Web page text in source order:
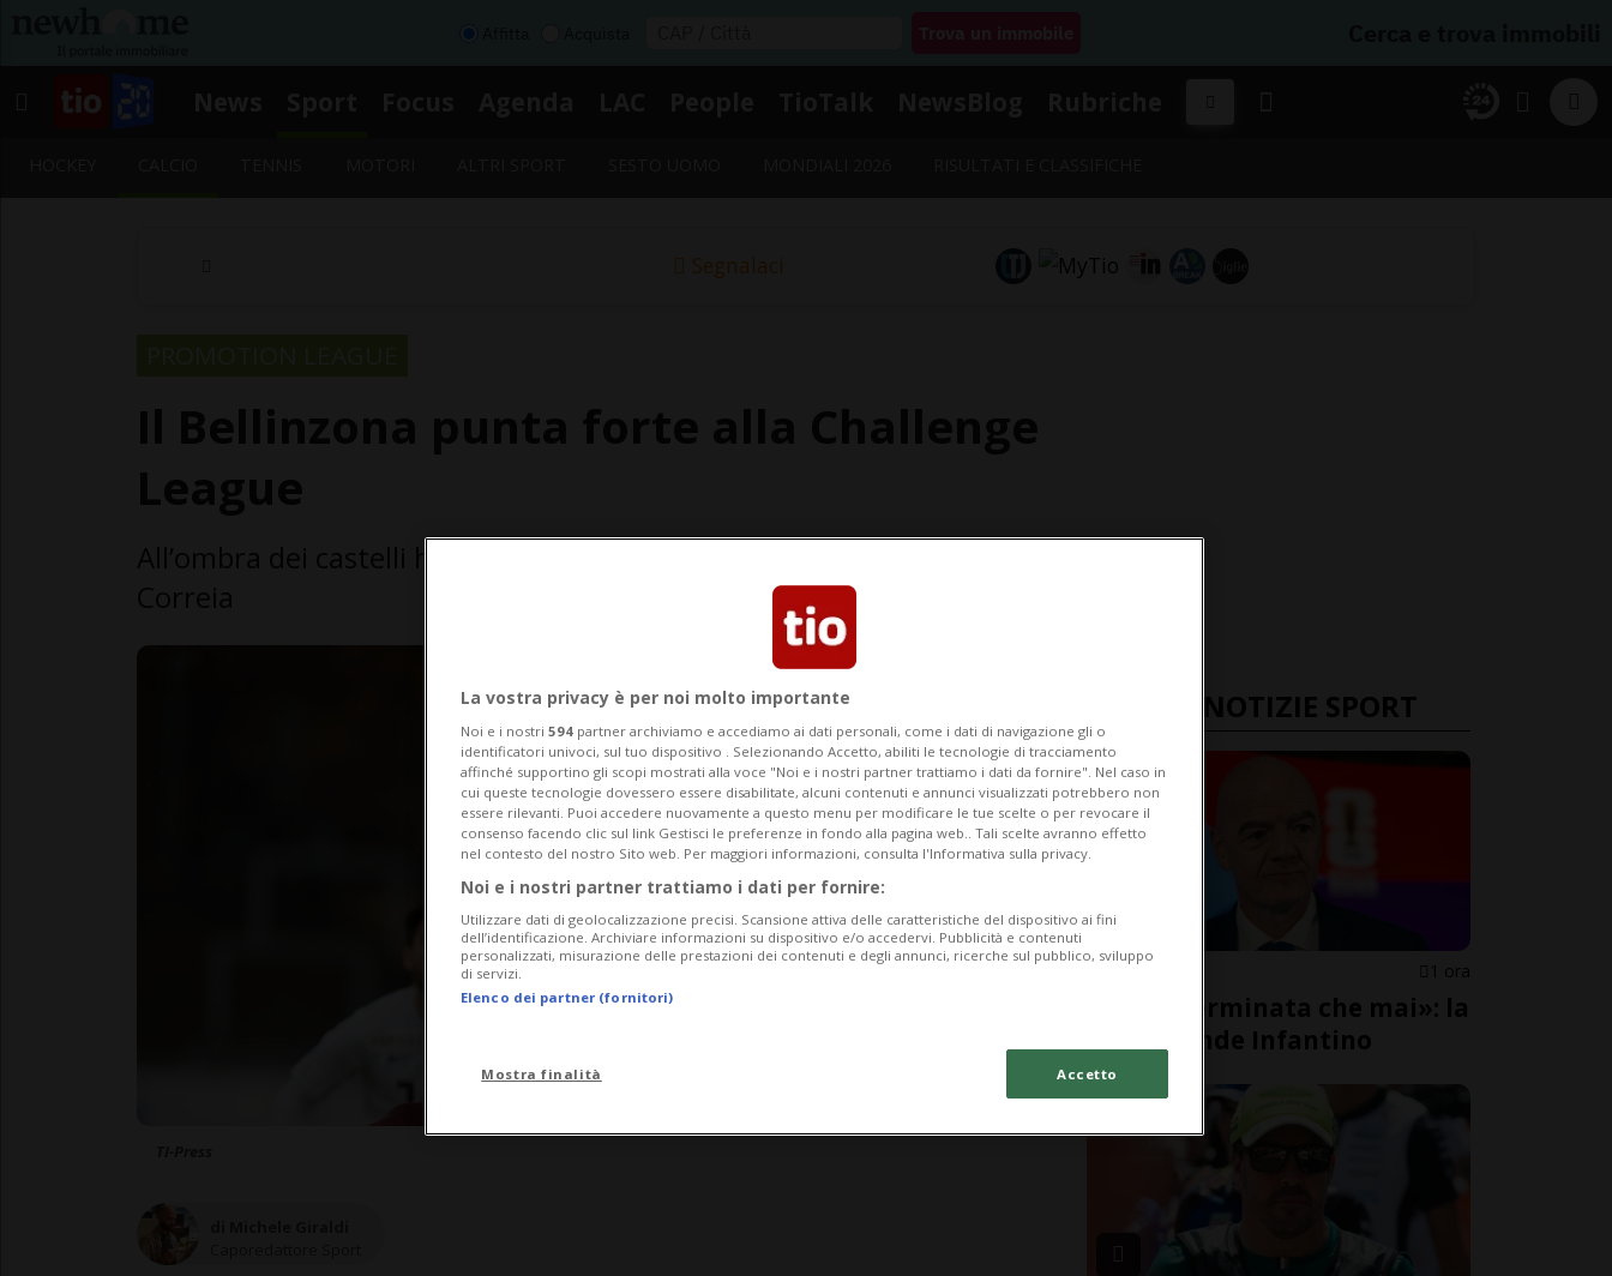
Segnalaci
ULTIME NOTIZIE SPORT
1 ora
«Più determinata che mai»: la
FIFA difende Infantino
La vostra privacy è per noi molto importante
Noi e i nostri 594 partner archiviamo e accediamo ai dati personali, come i dati di navigazione gli o
identificatori univoci, sul tuo dispositivo . Selezionando Accetto, abiliti le tecnologie di tracciamento
affinché supportino gli scopi mostrati alla voce "Noi e i nostri partner trattiamo i dati da fornire". Nel caso in
cui queste tecnologie dovessero essere disabilitate, alcuni contenuti e annunci visualizzati potrebbero non
essere rilevanti. Puoi accedere nuovamente a questo menu per modificare le tue scelte o per revocare il
consenso facendo clic sul link Gestisci le preferenze in fondo alla pagina web.. Tali scelte avranno effetto
nel contesto del nostro Sito web. Per maggiori informazioni, consulta l'Informativa sulla privacy.
Noi e i nostri partner trattiamo i dati per fornire:
Utilizzare dati di geolocalizzazione precisi. Scansione attiva delle caratteristiche del dispositivo ai fini
dell’identificazione. Archiviare informazioni su dispositivo e/o accedervi. Pubblicità e contenuti
personalizzati, misurazione delle prestazioni dei contenuti e degli annunci, ricerche sul pubblico, sviluppo
di servizi.
Elenco dei partner (fornitori)
Mostra finalità Accetto